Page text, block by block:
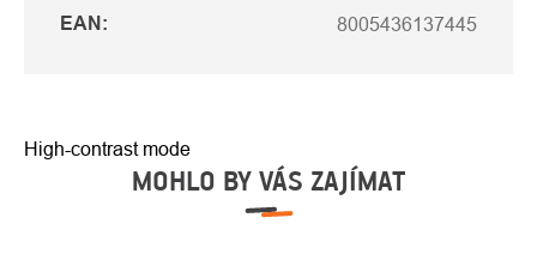
EAN : 8005436137445
High-contrast mode
MOHLO BY VÁS ZAJÍMAT